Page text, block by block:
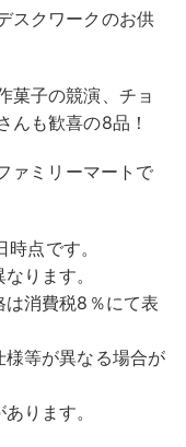
スクワークのお供
菓子の競演、チョ
んも歓喜の8品！
ァミリーマートで
点です。
ります。
消費税8％にて表
等が異なる場合が
ります。